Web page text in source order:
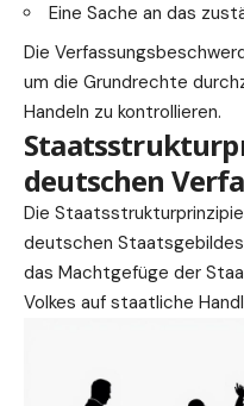
Eine Sache an das
Die
um die Grundrechte
Handeln zu kontrollieren.
deutschen
Die
deutschen
das Machtgefüge der
Volkes auf staatliche